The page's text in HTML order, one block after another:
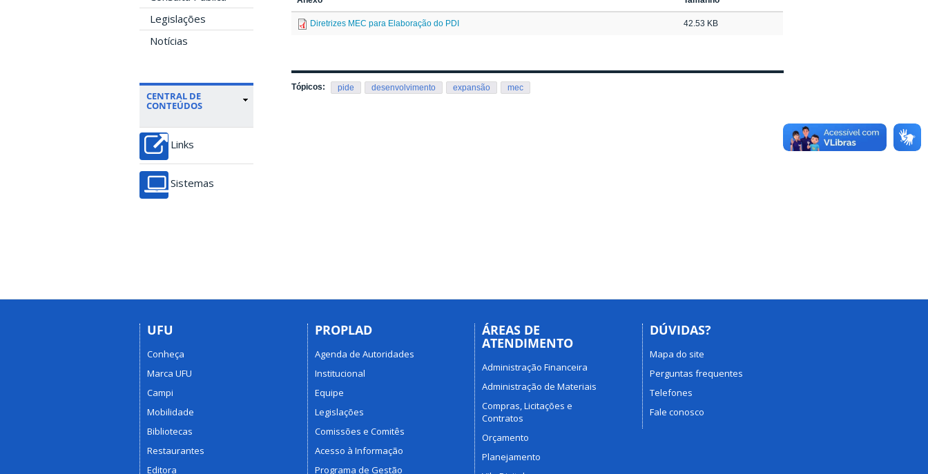
Legislações
Notícias
CENTRAL DE
CONTEÚDOS
Links
Sistemas
Diretrizes MEC para Elaboração do PDI 42.53 KB
Tópicos: pide desenvolvimento expansão mec
UFU
Conheça
Marca UFU
Campi
Mobilidade
Bibliotecas
Restaurantes
Editora
PROPLAD
Agenda de Autoridades
Institucional
Equipe
Legislações
Comissões e Comitês
Acesso à Informação
Programa de Gestão
ÁREAS DE
ATENDIMENTO
Administração Financeira
Administração de Materiais
Compras, Licitações e
Contratos
Orçamento
Planejamento
DÚVIDAS?
Mapa do site
Perguntas frequentes
Telefones
Fale conosco